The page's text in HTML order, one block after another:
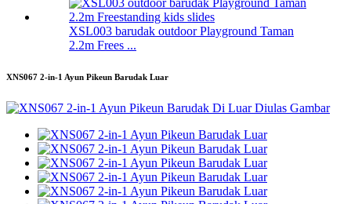
XSL003 barudak outdoor Playground Taman
2.2m Frees ...
XNS067 2-in-1 Ayun Pikeun Barudak Luar